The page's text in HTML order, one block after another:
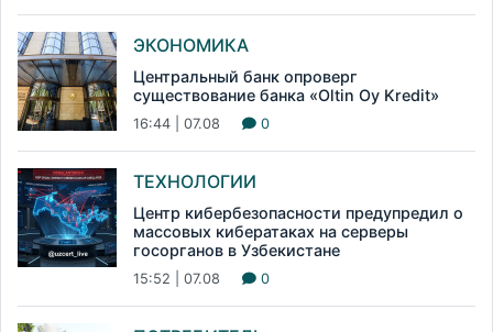
ЭКОНОМИКА
Центральный банк опроверг
существование банка «Oltin Oy Kredit»
16:44 | 07.08 0
ТЕХНОЛОГИИ
Центр кибербезопасности предупредил о
массовых кибератаках на серверы
госорганов в Узбекистане
15:52 | 07.08 0